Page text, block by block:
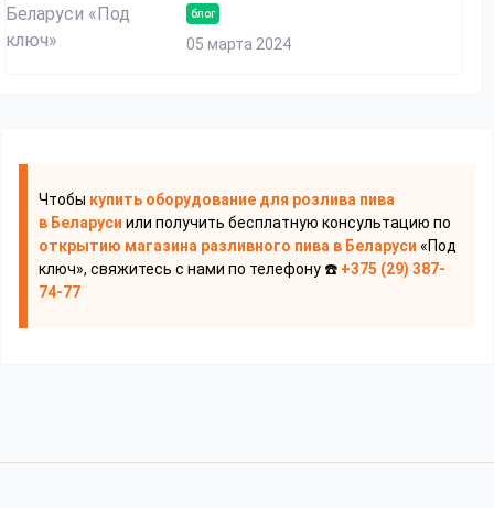
блог
05 марта 2024
Чтобы купить оборудование для розлива пива
в Беларуси или получить бесплатную консультацию по
открытию магазина разливного пива в Беларуси «Под
ключ», свяжитесь с нами по телефону ☎️ +375 (29) 387-
74-77